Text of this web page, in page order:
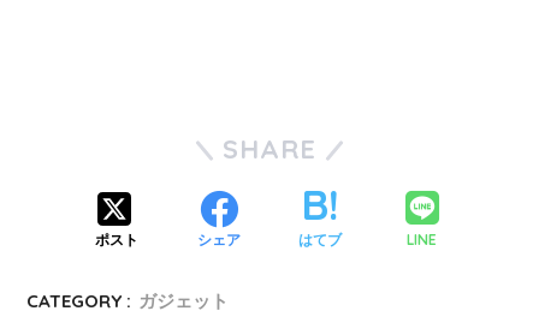
SHARE
ポスト シェア はてブ LINE
CATEGORY : ガジェット